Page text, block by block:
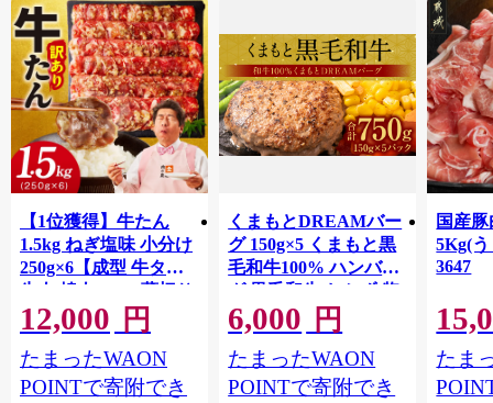
【1位獲得】牛たん
1.5kg ねぎ塩味 小分け
250g×6【成型 牛タン
牛肉 焼肉 BBQ 薄切り
ぎゅうたん スライス
訳あり サイズ不揃
い】 G4721
12,000 円
たまったWAON
POINTで寄附でき
くまもとDREAMバー
グ 150g×5 くまもと黒
毛和牛100% ハンバー
グ 黒毛和牛 おかず 惣
菜 洋食 お肉 肉 牛肉
にく 冷凍 熊本県 八代
市
6,000 円
たまったWAON
POINTで寄附でき
国産
5Kg(
3647
たま